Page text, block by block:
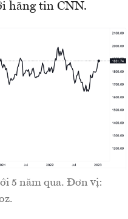
hãng tin CNN.
5 năm qua. Đơn vị: